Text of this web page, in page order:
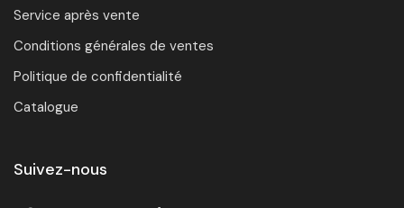
Service après vente
Conditions générales de ventes
Politique de confidentialité
Catalogue
Suivez-nous